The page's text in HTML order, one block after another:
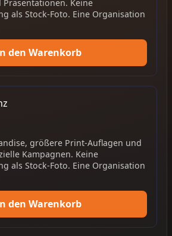
Präsentationen. Keine
als Stock-Foto. Eine Organisation
den Warenkorb
größere Print-Auflagen und
Kampagnen. Keine
als Stock-Foto. Eine Organisation
den Warenkorb